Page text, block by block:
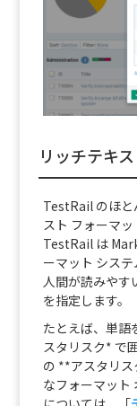
リッチテキ
TestRail のほと
スト フォーマ
TestRail は
ーマット シス
人間が読みやす
を指定します。
たとえば、単語
スタリスク* で
の **アスタリ
なフォーマット